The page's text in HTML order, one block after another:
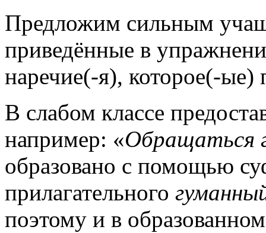
Предложим сильным
приведённые в
наречие(-я), которое(-
В слабом классе
например: «Обращаться
образовано с помощью
прилагательного
поэтому и в